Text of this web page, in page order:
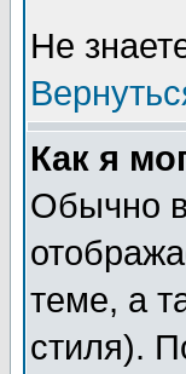
Не
Как я
Обычно
теме, а
стиля).